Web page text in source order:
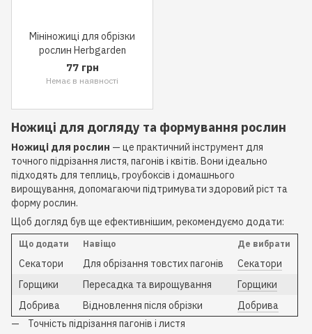
Мініножиці для обрізки
рослин Herbgarden
77 грн
Немає в наявності
Ножиці для догляду та формування рослин
Ножиці для рослин — це практичний інструмент для
точного підрізання листя, пагонів і квітів. Вони ідеально
підходять для теплиць, гроубоксів і домашнього
вирощування, допомагаючи підтримувати здоровий ріст та
форму рослин.
Щоб догляд був ще ефективнішим, рекомендуємо додати:
Що додати Навіщо Де вибрати
Секатори Для обрізання товстих пагонів
Секатори
Горщики
Пересадка та вирощування
Горщики
Добрива
Відновлення після обрізки
Добрива
Точність підрізання пагонів і листя